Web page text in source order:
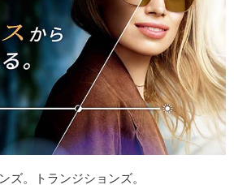
ズ。トランジションズ。